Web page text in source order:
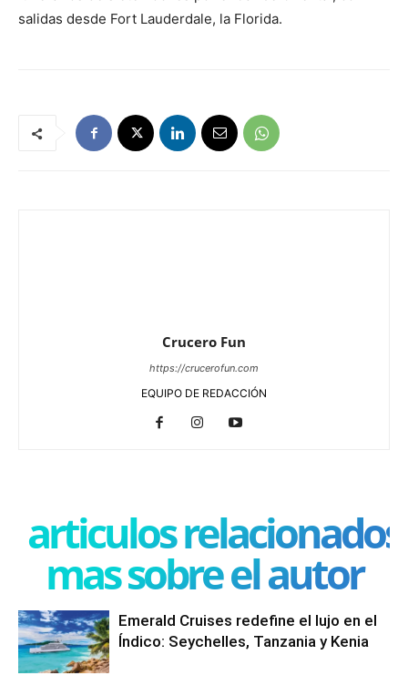
salidas desde Fort Lauderdale, la Florida.
Crucero Fun
https://crucerofun.com
EQUIPO DE REDACCIÓN
articulos relacionados
mas sobre el autor
Emerald Cruises redefine el lujo en el
Índico: Seychelles, Tanzania y Kenia